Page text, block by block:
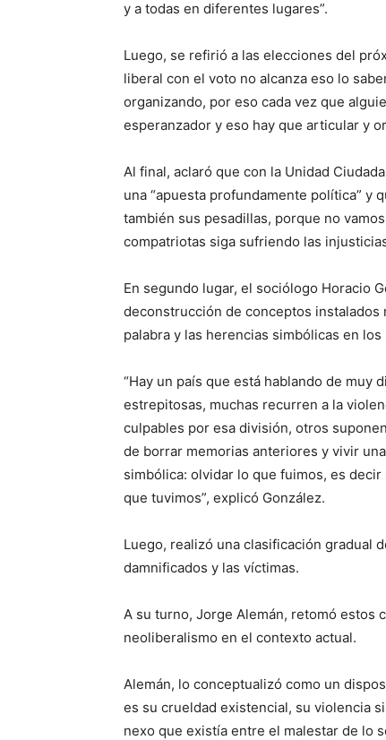
y a todas en diferentes lugares”.
Luego, se refirió a las elecciones del
liberal con el voto no alcanza eso lo
organizando, por eso cada vez que
esperanzador y eso hay que articular y
Al final, aclaró que con la Unidad
una “apuesta profundamente política” y
también sus pesadillas, porque no
compatriotas siga sufriendo las
En segundo lugar, el sociólogo Horacio
deconstrucción de conceptos
palabra y las herencias simbólicas en
“Hay un país que está hablando de muy
estrepitosas, muchas recurren a la
culpables por esa división, otros
de borrar memorias anteriores y vivir
simbólica: olvidar lo que fuimos, es
que tuvimos”, explicó González.
Luego, realizó una clasificación gradual
damnificados y las víctimas.
A su turno, Jorge Alemán, retomó estos
neoliberalismo en el contexto actual.
Alemán, lo conceptualizó como un
es su crueldad existencial, su violencia
nexo que existía entre el malestar de lo